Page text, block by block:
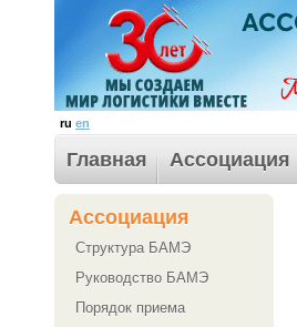
ru en
Главная Ассоциация
Ассоциация
Структура БАМЭ
Руководство БАМЭ
Порядок приема